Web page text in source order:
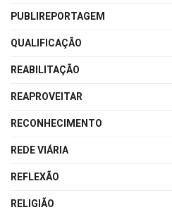
PUBLIREPORTAGEM
QUALIFICAÇÃO
REABILITAÇÃO
REAPROVEITAR
RECONHECIMENTO
REDE VIÁRIA
REFLEXÃO
RELIGIÃO